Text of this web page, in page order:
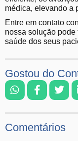
médica, elevando a
Entre em contato
nossa solução pode
saúde dos seus
Gostou do
Comentários